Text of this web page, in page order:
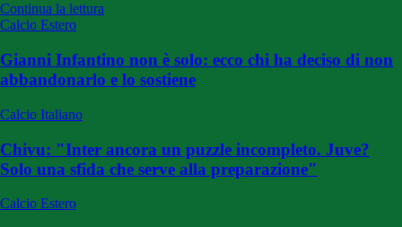
Continua la lettura
Calcio Estero
Gianni Infantino non è solo: ecco chi ha deciso di non
abbandonarlo e lo sostiene
Calcio Italiano
Chivu: "Inter ancora un puzzle incompleto. Juve?
Solo una sfida che serve alla preparazione"
Calcio Estero